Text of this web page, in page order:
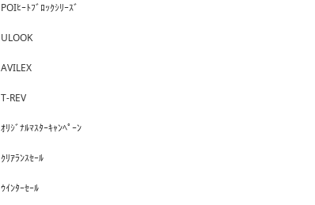
POIﾋｰﾄﾌﾞﾛｯｸｼﾘｰｽﾞ
ULOOK
AVILEX
T-REV
ｵﾘｼﾞﾅﾙﾏｽﾀｰｷｬﾝﾍﾟｰﾝ
ｸﾘｱﾗﾝｽｾｰﾙ
ｳｲﾝﾀｰｾｰﾙ